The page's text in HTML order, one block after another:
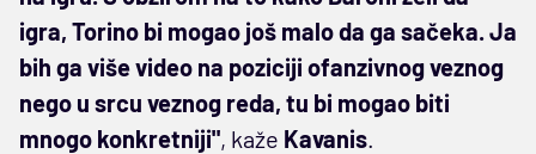
igra, Torino bi mogao još malo da ga sačeka. Ja
bih ga više video na poziciji ofanzivnog veznog
nego u srcu veznog reda, tu bi mogao biti
mnogo konkretniji", kaže Kavanis.